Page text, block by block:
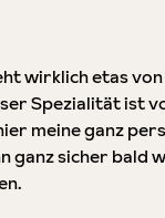
von 5 Sternen
wirklich etas von
Spezialität ist
meine ganz
ganz sicher bald